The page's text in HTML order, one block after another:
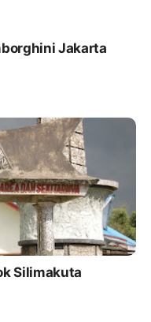
Jakarta
Silimakuta